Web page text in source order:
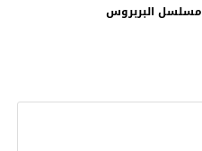
مسلسل البربروس